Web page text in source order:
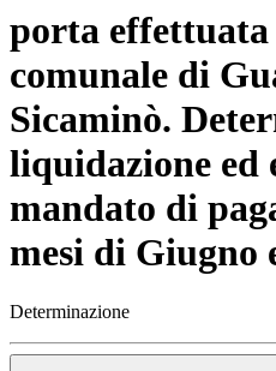
porta
comunale di
Sicaminò.
liquidazione ed
mandato di
mesi di Giugno
Determinazione